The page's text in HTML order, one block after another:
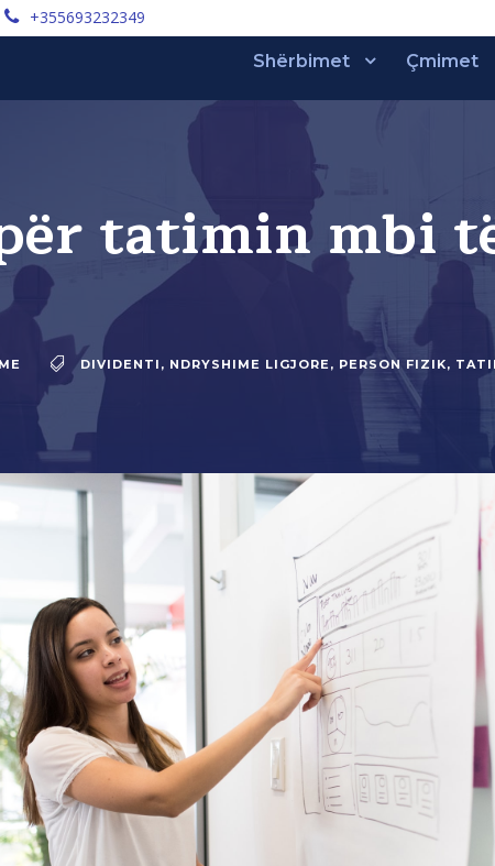
+355693232349
Shërbimet Çmimet
tatimin mbi
DIVIDENTI , NDRYSHIME LIGJORE , PERSON FIZIK,